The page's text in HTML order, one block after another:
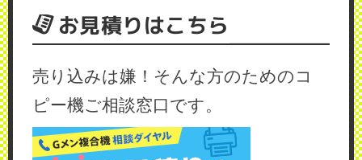
お見積りはこちら
売り込みは嫌！そんな方のためのコ
ピー機ご相談窓口です。